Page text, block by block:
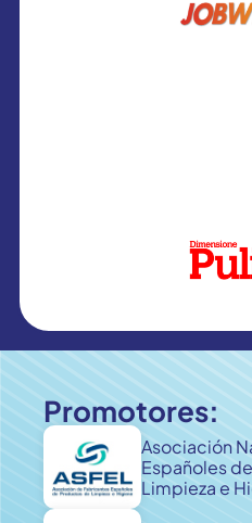
Promotores:
Asociación
Españoles
Limpieza e